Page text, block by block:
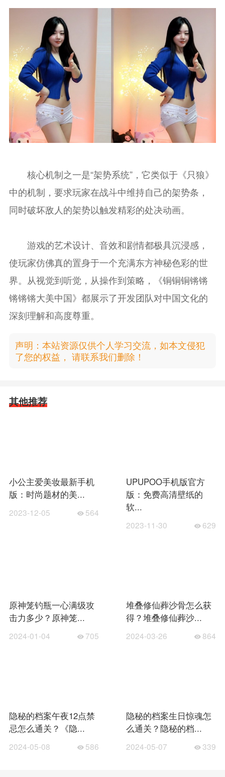
核心机制之一是“架势系统”，它类似于《只狼》
中的机制，要求玩家在战斗中维持自己的架势条，
同时破坏敌人的架势以触发精彩的处决动画。
游戏的艺术设计、音效和剧情都极具沉浸感，
使玩家仿佛真的置身于一个充满东方神秘色彩的世
界。从视觉到听觉，从操作到策略，《铜铜铜锵锵
锵锵锵大美中国》都展示了开发团队对中国文化的
深刻理解和高度尊重。
声明：本站资源仅供个人学习交流，如本文侵犯
了您的权益， 请联系我们删除！
其他推荐
小公主爱美妆最新手机
版：时尚题材的美...
2023-12-05 564
UPUPOO手机版官方
版：免费高清壁纸的
软...
2023-11-30 629
原神笼钓瓶一心满级攻
击力多少？原神笼...
2024-01-04 705
堆叠修仙葬沙骨怎么获
得？堆叠修仙葬沙...
2024-03-26 864
隐秘的档案午夜12点禁
忌怎么通关？《隐...
2024-05-08 586
隐秘的档案生日惊魂怎
么通关？隐秘的档...
2024-05-07 339